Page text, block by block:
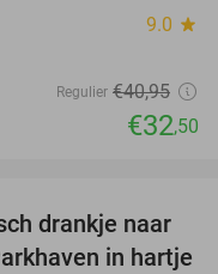
9.0 star
Regulier €40,95
€32,50
24%
drankje naar
in hartje